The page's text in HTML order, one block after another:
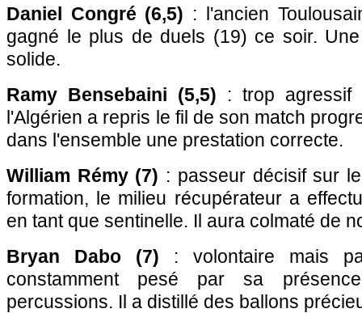
Daniel Congré (6,5) : l'ancien
gagné le plus de duels (19) ce soir.
solide.
Ramy Bensebaini (5,5) : trop agressif
l'Algérien a repris le fil de son match
dans l'ensemble une prestation correcte.
William Rémy (7) : passeur décisif sur
formation, le milieu récupérateur a
en tant que sentinelle. Il aura colmaté de
Bryan Dabo (7) : volontaire mais
constamment pesé par sa
percussions. Il a distillé des ballons